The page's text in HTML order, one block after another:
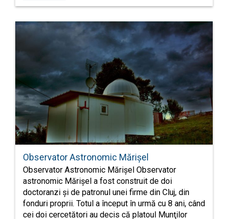
Observator Astronomic Mărișel
Observator Astronomic Mărișel Observator
astronomic Mărişel a fost construit de doi
doctoranzi şi de patronul unei firme din Cluj, din
fonduri proprii. Totul a început în urmă cu 8 ani, când
cei doi cercetători au decis că platoul Munţilor